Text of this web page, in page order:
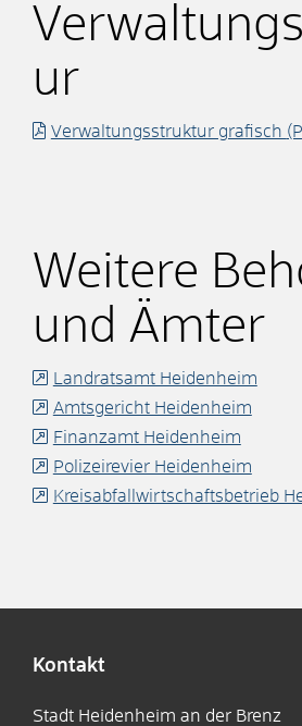
ur
Verwaltungsstruktur grafisch
Weitere
und Ämter
Landratsamt Heidenheim
Amtsgericht Heidenheim
Finanzamt Heidenheim
Polizeirevier Heidenheim
Kreisabfallwirtschaftsbetrieb
Kontakt
Stadt Heidenheim an der Brenz